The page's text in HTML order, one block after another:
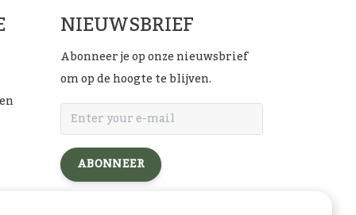
NIEUWSBRIEF
Abonneer je op onze nieuwsbrief
om op de hoogte te blijven.
ABONNEER